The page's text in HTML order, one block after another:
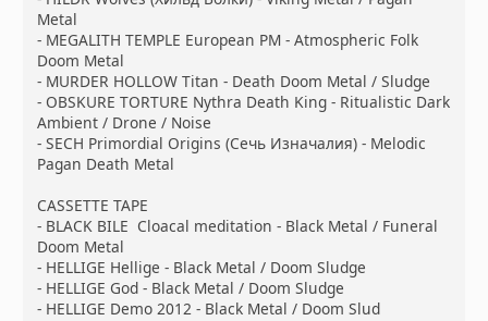
Metal
- MEGALITH TEMPLE European PM - Atmospheric Folk
Doom Metal
- MURDER HOLLOW Titan - Death Doom Metal / Sludge
- OBSKURE TORTURE Nythra Death King - Ritualistic Dark
Ambient / Drone / Noise
- SECH Primordial Origins (Сечь Изначалия) - Melodic
Pagan Death Metal
CASSETTE TAPE
- BLACK BILE Cloacal meditation - Black Metal / Funeral
Doom Metal
- HELLIGE Hellige - Black Metal / Doom Sludge
- HELLIGE God - Black Metal / Doom Sludge
- HELLIGE Demo 2012 - Black Metal / Doom Slud